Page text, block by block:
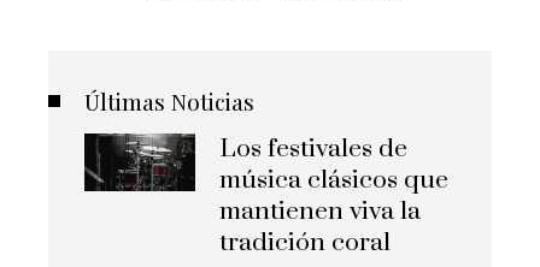
Últimas Noticias
Los festivales de
música clásicos que
mantienen viva la
tradición coral